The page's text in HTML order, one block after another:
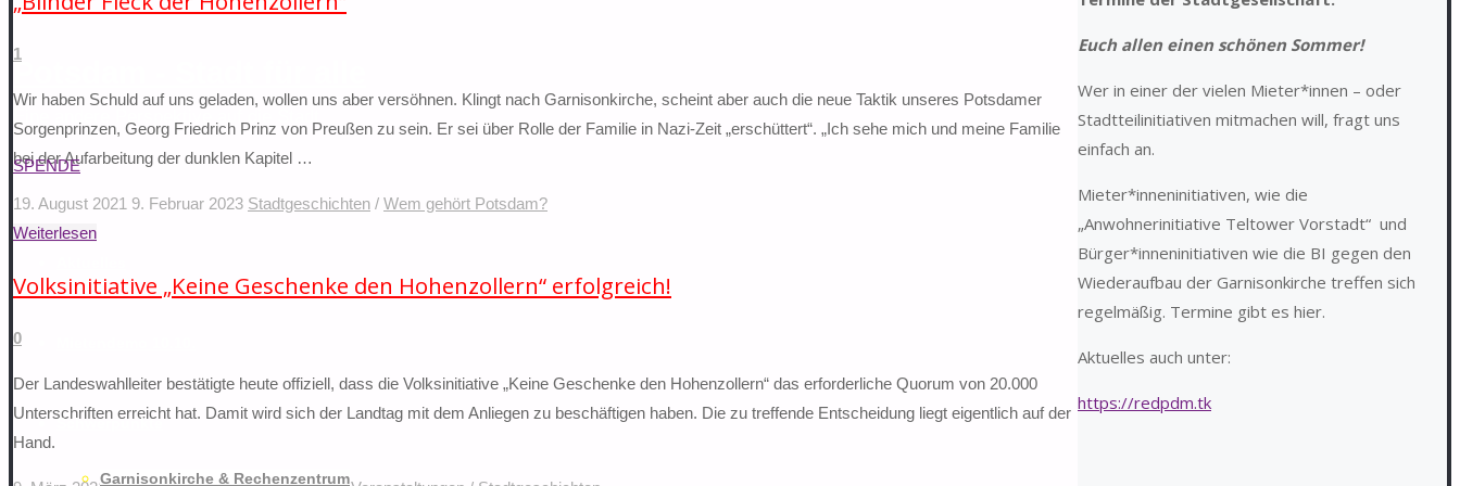
Potsdam - Stadt für alle
SPENDE
Zum
springen
Schwerpunkte
Garnisonkirche & Rechenzentrum
1
Wir haben Schuld auf uns geladen, wollen uns aber versöhnen. Klingt nach Garnisonkirche, scheint aber auch die neue Taktik unseres Potsdamer
Sorgenprinzen, Georg Friedrich Prinz von Preußen zu sein. Er sei über Rolle der Familie in Nazi-Zeit „erschüttert“. „Ich sehe mich und meine Familie
bei der Aufarbeitung der dunklen Kapitel …
19. August 2021 9. Februar 2023 Stadtgeschichten / Wem gehört Potsdam?
Weiterlesen"„Blinder
der
Volksinitiative „Keine Geschenke den Hohenzollern“ erfolgreich!
0
Der Landeswahlleiter bestätigte heute offiziell, dass die Volksinitiative „Keine Geschenke den Hohenzollern“ das erforderliche Quorum von 20.000
Unterschriften erreicht hat. Damit wird sich der Landtag mit dem Anliegen zu beschäftigen haben. Die zu treffende Entscheidung liegt eigentlich auf der
Hand.
Euch allen einen schönen Sommer!
Wer in einer der vielen Mieter*innen – oder
Stadtteilinitiativen mitmachen will, fragt uns
einfach an.
Mieter*inneninitiativen, wie die
„Anwohnerinitiative Teltower Vorstadt“ und
Bürger*inneninitiativen wie die BI gegen den
Wiederaufbau der Garnisonkirche treffen sich
regelmäßig. Termine gibt es hier.
Aktuelles auch unter:
https://redpdm.tk